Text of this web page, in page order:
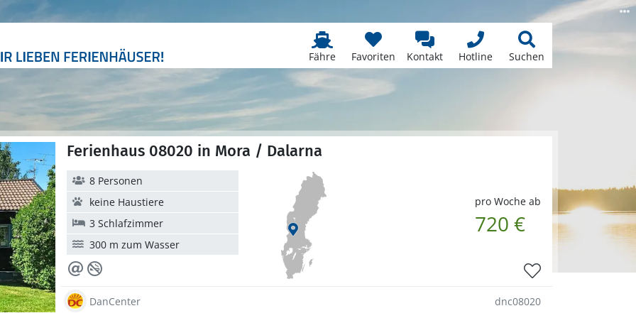
Fähre Favoriten Kontakt Hotline Suchen
Ferienhaus 08020 in Mora / Dalarna
pro Woche ab
720 €
8 Personen
keine Haustiere
3 Schlafzimmer
300 m zum Wasser
DanCenter dnc08020